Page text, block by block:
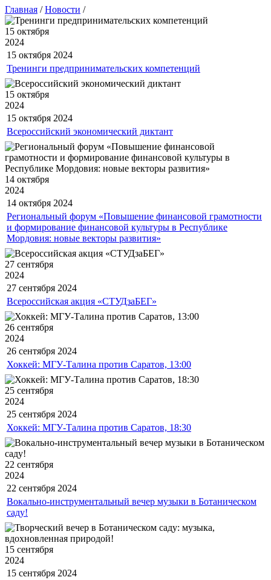
Главная /Новости /
15 октября
2024
15 октября 2024
Тренинги предпринимательских компетенций
15 октября
2024
15 октября 2024
Всероссийский экономический диктант
14 октября
2024
14 октября 2024
Региональный форум «Повышение финансовой грамотности
и формирование финансовой культуры в Республике
Мордовия: новые векторы развития»
27 сентября
2024
27 сентября 2024
Всероссийская акция «СТУДзаБЕГ»
26 сентября
2024
26 сентября 2024
Хоккей: МГУ-Талина против Саратов, 13:00
25 сентября
2024
25 сентября 2024
Хоккей: МГУ-Талина против Саратов, 18:30
22 сентября
2024
22 сентября 2024
Вокально-инструментальный вечер музыки в Ботаническом
саду!
15 сентября
2024
15 сентября 2024